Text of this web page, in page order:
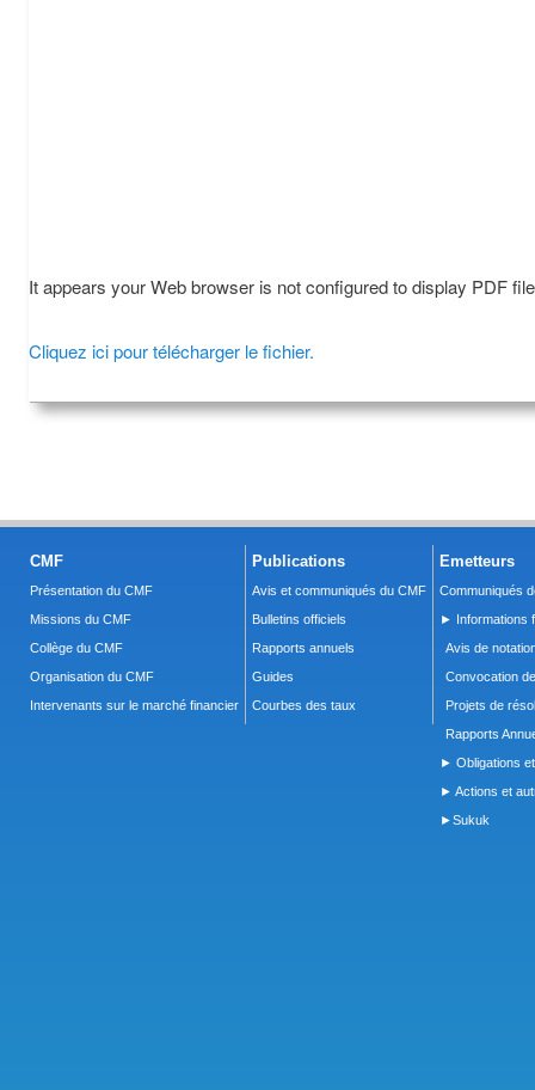
It appears your Web browser is not configured to display PDF
Cliquez ici pour télécharger le fichier.
CMF
Présentation du CMF
Missions du CMF
Collège du CMF
Organisation du CMF
Intervenants sur le marché financier
Publications
Avis et communiqués du CMF
Bulletins officiels
Rapports annuels
Guides
Courbes des taux
Emetteurs
Communiqués
► Informations
Avis de
Convocation
Projets de
Rapports
► Obligations
► Actions et
►Sukuk